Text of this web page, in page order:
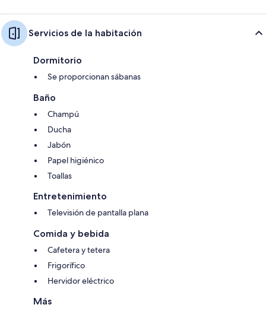
Servicios de la habitación
Dormitorio
Se proporcionan sábanas
Baño
Champú
Ducha
Jabón
Papel higiénico
Toallas
Entretenimiento
Televisión de pantalla plana
Comida y bebida
Cafetera y tetera
Frigorífico
Hervidor eléctrico
Más